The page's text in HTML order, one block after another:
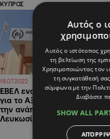
ΚΥΠΡΟΣ
18.07.2022
ΕΒΕΛ εναντίον βουλευτών
για το ΑΞΙΚ: "Υπονομεύουν
την ανάπτυξη της
Λευκωσίας"
Αυτός ο
Αυτός ο ιστότοπος
τη βελτίωση της
Χρησιμοποιώντας τον
τη συγκατάθεσή
σύμφωνα με την
Διαβάστε
SHOW ALL